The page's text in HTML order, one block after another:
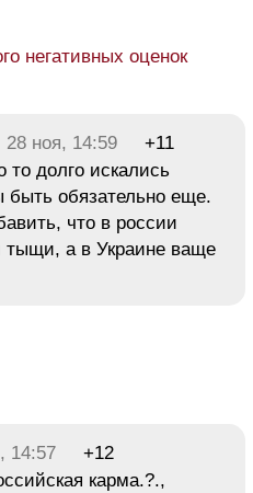
негативных оценок
28 ноя, 14:59
+11
то долго искались
обязательно еще.
что в россии
тыщи, а в Украине ваще
14:57
+12
карма.?.,